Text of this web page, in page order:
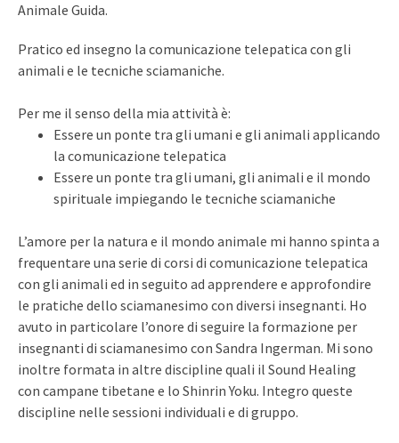
Animale Guida.
Pratico ed insegno la comunicazione telepatica con gli
animali e le tecniche sciamaniche.
Per me il senso della mia attività è:
Essere un ponte tra gli umani e gli animali applicando
la comunicazione telepatica
Essere un ponte tra gli umani, gli animali e il mondo
spirituale impiegando le tecniche sciamaniche
L’amore per la natura e il mondo animale mi hanno spinta a
frequentare una serie di corsi di comunicazione telepatica
con gli animali ed in seguito ad apprendere e approfondire
le pratiche dello sciamanesimo con diversi insegnanti. Ho
avuto in particolare l’onore di seguire la formazione per
insegnanti di sciamanesimo con Sandra Ingerman. Mi sono
inoltre formata in altre discipline quali il Sound Healing
con campane tibetane e lo Shinrin Yoku. Integro queste
discipline nelle sessioni individuali e di gruppo.